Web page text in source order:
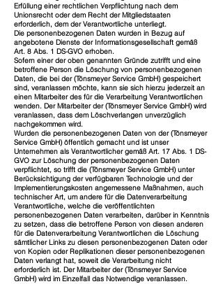
Erfüllung einer rechtlichen Verpflichtung nach dem
Unionsrecht oder dem Recht der Mitgliedstaaten
erforderlich, dem der Verantwortliche unterliegt.
Die personenbezogenen Daten wurden in Bezug auf
angebotene Dienste der Informationsgesellschaft gemäß
Art. 8 Abs. 1 DS-GVO erhoben.
Sofern einer der oben genannten Gründe zutrifft und eine
betroffene Person die Löschung von personenbezogenen
Daten, die bei der (Tönsmeyer Service GmbH) gespeichert
sind, veranlassen möchte, kann sie sich hierzu jederzeit an
einen Mitarbeiter des für die Verarbeitung Verantwortlichen
wenden. Der Mitarbeiter der (Tönsmeyer Service GmbH) wird
veranlassen, dass dem Löschverlangen unverzüglich
nachgekommen wird.
Wurden die personenbezogenen Daten von der (Tönsmeyer
Service GmbH) öffentlich gemacht und ist unser
Unternehmen als Verantwortlicher gemäß Art. 17 Abs. 1 DS-
GVO zur Löschung der personenbezogenen Daten
verpflichtet, so trifft die (Tönsmeyer Service GmbH) unter
Berücksichtigung der verfügbaren Technologie und der
Implementierungskosten angemessene Maßnahmen, auch
technischer Art, um andere für die Datenverarbeitung
Verantwortliche, welche die veröffentlichten
personenbezogenen Daten verarbeiten, darüber in Kenntnis
zu setzen, dass die betroffene Person von diesen anderen
für die Datenverarbeitung Verantwortlichen die Löschung
sämtlicher Links zu diesen personenbezogenen Daten oder
von Kopien oder Replikationen dieser personenbezogenen
Daten verlangt hat, soweit die Verarbeitung nicht
erforderlich ist. Der Mitarbeiter der (Tönsmeyer Service
GmbH) wird im Einzelfall das Notwendige veranlassen.